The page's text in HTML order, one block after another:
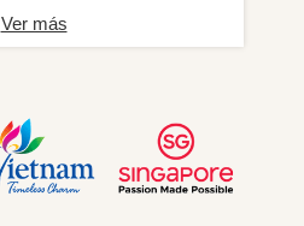
Ver más